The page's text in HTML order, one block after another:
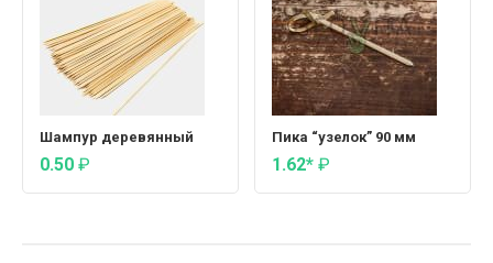
Шампур деревянный
0.50 ₽
Пика “узелок” 90 мм
1.62* ₽